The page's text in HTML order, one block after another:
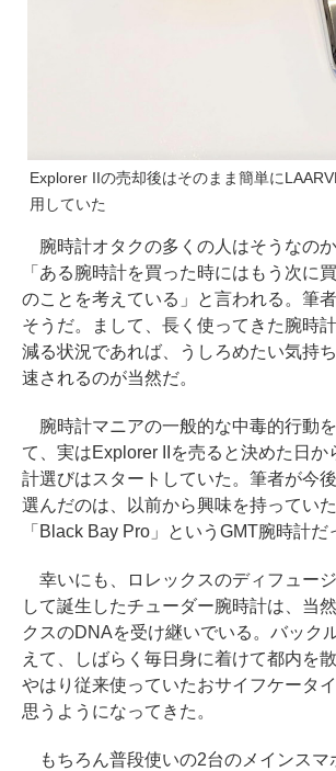
Explorer IIの売却後はそのまま簡単に
用していた
腕時計オタクの多くの人はそうなの
「ある腕時計を買った時にはもう次に
のことを考えている」と言われる。筆
そうだ。まして、長く使ってきた腕時
減る状況であれば、うしろめたい気持
速されるのが当然だ。
腕時計マニアの一般的な中毒的行動
て、実はExplorer IIを売ると決めた日か
計選びはスタートしていた。筆者が今
選んだのは、以前から興味を持ってい
「Black Bay Pro」というGMT腕時計だ
幸いにも、ロレックスのディフュー
して誕生したチューダー腕時計は、当
クスのDNAを受け継いでいる。バック
えて、しばらく毎日身に着けて都内を
やはり従来使っていたおサイフケータ
思うようになってきた。
もちろん普段使いの2台のメインスマ